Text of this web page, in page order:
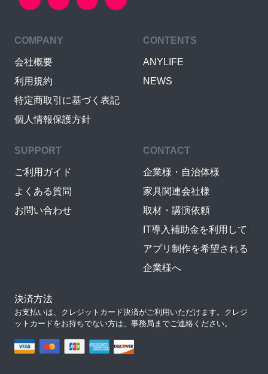
COMPANY
会社概要
利用規約
特定商取引に基づく表記
個人情報保護方針
CONTENTS
ANYLIFE
NEWS
SUPPORT
ご利用ガイド
よくある質問
お問い合わせ
CONTACT
企業様・自治体様
家具関連会社様
取材・講演依頼
IT導入補助金を利用して
アプリ制作を希望される
企業様へ
決済方法
お支払いは、クレジットカード決済がご利用いただけます。クレジ
ットカードをお持ちでない方は、事務局までご連絡ください。